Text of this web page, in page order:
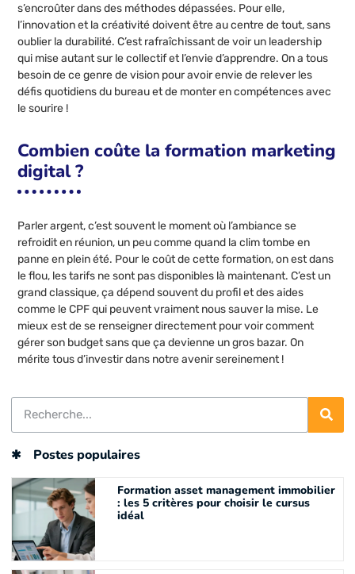
s’encroûter dans des méthodes dépassées. Pour elle,
l’innovation et la créativité doivent être au centre de tout, sans
oublier la durabilité. C’est rafraîchissant de voir un leadership
qui mise autant sur le collectif et l’envie d’apprendre. On a tous
besoin de ce genre de vision pour avoir envie de relever les
défis quotidiens du bureau et de monter en compétences avec
le sourire !
Combien coûte la formation marketing
digital ?
Parler argent, c’est souvent le moment où l’ambiance se
refroidit en réunion, un peu comme quand la clim tombe en
panne en plein été. Pour le coût de cette formation, on est dans
le flou, les tarifs ne sont pas disponibles là maintenant. C’est un
grand classique, ça dépend souvent du profil et des aides
comme le CPF qui peuvent vraiment nous sauver la mise. Le
mieux est de se renseigner directement pour voir comment
gérer son budget sans que ça devienne un gros bazar. On
mérite tous d’investir dans notre avenir sereinement !
Postes populaires
Formation asset management immobilier
: les 5 critères pour choisir le cursus
idéal